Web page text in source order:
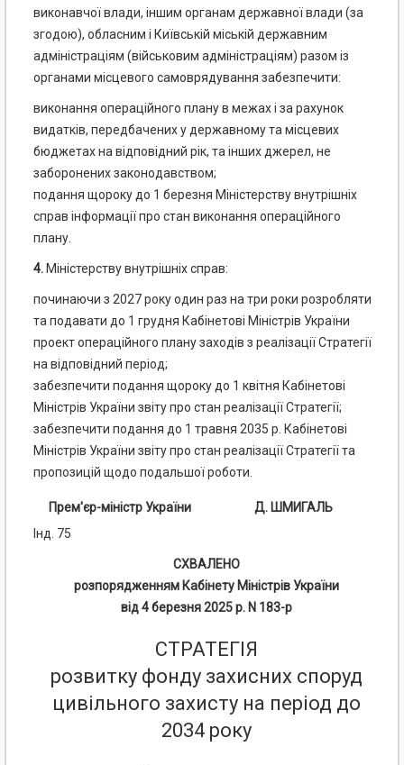
виконавчої влади, іншим органам державної влади (за
згодою), обласним і Київській міській державним
адміністраціям (військовим адміністраціям) разом із
органами місцевого самоврядування забезпечити:
виконання операційного плану в межах і за рахунок
видатків, передбачених у державному та місцевих
бюджетах на відповідний рік, та інших джерел, не
заборонених законодавством;
подання щороку до 1 березня Міністерству внутрішніх
справ інформації про стан виконання операційного
плану.
4. Міністерству внутрішніх справ:
починаючи з 2027 року один раз на три роки розробляти
та подавати до 1 грудня Кабінетові Міністрів України
проект операційного плану заходів з реалізації Стратегії
на відповідний період;
забезпечити подання щороку до 1 квітня Кабінетові
Міністрів України звіту про стан реалізації Стратегії;
забезпечити подання до 1 травня 2035 р. Кабінетові
Міністрів України звіту про стан реалізації Стратегії та
пропозицій щодо подальшої роботи.
Прем'єр-міністр України
Д. ШМИГАЛЬ
Інд. 75
СХВАЛЕНО
розпорядженням Кабінету Міністрів України
від 4 березня 2025 р. N 183-р
СТРАТЕГІЯ
розвитку фонду захисних споруд
цивільного захисту на період до
2034 року